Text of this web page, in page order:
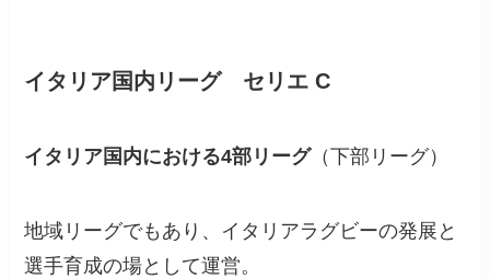
イタリア国内リーグ セリエ C
イタリア国内における4部リーグ（下部リーグ）
地域リーグでもあり、イタリアラグビーの発展と
選手育成の場として運営。